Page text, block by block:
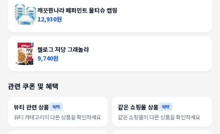
깨끗한나라 페퍼민트 물티슈 캡형
12,930원
켈로그 저당 그래놀라
9,740원
관련 쿠폰 및 혜택
뷰티 관련 상품 혜택
뷰티 카테고리의 다른 상품을 확인하세요
같은 쇼핑몰 상품 혜택
같은 쇼핑몰의 다른 상품을 확인하세요